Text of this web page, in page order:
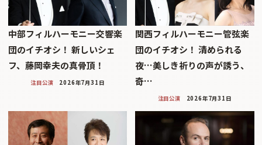
中部フィルハーモニー交響楽
団のイチオシ！ 新しいシェ
フ、藤岡幸夫の真骨頂！
注目公演 2026年7月31日
関西フィルハーモニー管弦楽
団のイチオシ！ 清められる
夜…美しき祈りの声が誘う、
奇…
注目公演 2026年7月31日